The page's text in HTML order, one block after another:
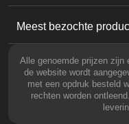
Meest bezochte
Alle genoemde prijzen zijn
de website wordt
met een opdruk besteld
rechten worden